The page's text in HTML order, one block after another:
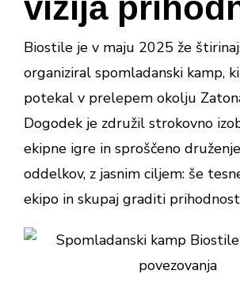
Biostile je v maju 2025 že
organiziral spomladanski kamp,
potekal v prelepem okolju
Dogodek je združil strokovno
ekipne igre in sproščeno
oddelkov, z jasnim ciljem: še
ekipo in skupaj graditi